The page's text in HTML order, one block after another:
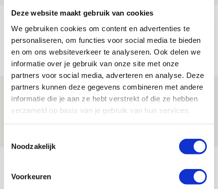
Deze website maakt gebruik van cookies
We gebruiken cookies om content en advertenties te
personaliseren, om functies voor social media te bieden
en om ons websiteverkeer te analyseren. Ook delen we
informatie over je gebruik van onze site met onze
partners voor social media, adverteren en analyse. Deze
partners kunnen deze gegevens combineren met andere
informatie die je aan ze hebt verstrekt of die ze hebben
verzameld op basis van je gebruik van hun services.
Noodzakelijk
Voorkeuren
Míchels elf: met welke formatie begin
jij aan nieuw eredivisieseizoen?
08 AUGUSTUS 2026 - 11:34
NIEUWS
Spelen bij Jong Ajax of Ajax 1? Dat
maakt Abdalla ‘geen reet’ uit
AGENDA